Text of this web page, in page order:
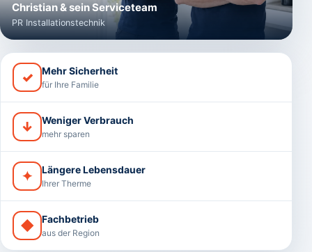
Christian & sein Serviceteam
PR Installationstechnik
✓ Mehr Sicherheit
für Ihre Familie
↓ Weniger Verbrauch
mehr sparen
✦ Längere Lebensdauer
Ihrer Therme
◆ Fachbetrieb
aus der Region